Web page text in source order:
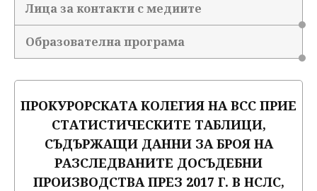
Лица за контакти с медиите
Образователна програма
ПРОКУРОРСКАТА КОЛЕГИЯ НА ВСС ПРИЕ
СТАТИСТИЧЕСКИТЕ ТАБЛИЦИ,
СЪДЪРЖАЩИ ДАННИ ЗА БРОЯ НА
РАЗСЛЕДВАНИТЕ ДОСЪДЕБНИ
ПРОИЗВОДСТВА ПРЕЗ 2017 Г. В НСЛС,